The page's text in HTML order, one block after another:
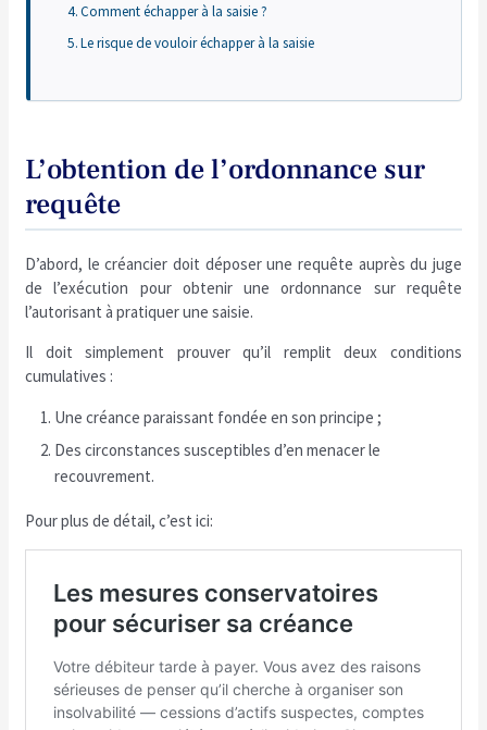
Comment échapper à la saisie ?
Le risque de vouloir échapper à la saisie
L’obtention de l’ordonnance sur
requête
D’abord, le créancier doit déposer une requête auprès du juge
de l’exécution pour obtenir une ordonnance sur requête
l’autorisant à pratiquer une saisie.
Il doit simplement prouver qu’il remplit deux conditions
cumulatives :
Une créance paraissant fondée en son principe ;
Des circonstances susceptibles d’en menacer le
recouvrement.
Pour plus de détail, c’est ici: